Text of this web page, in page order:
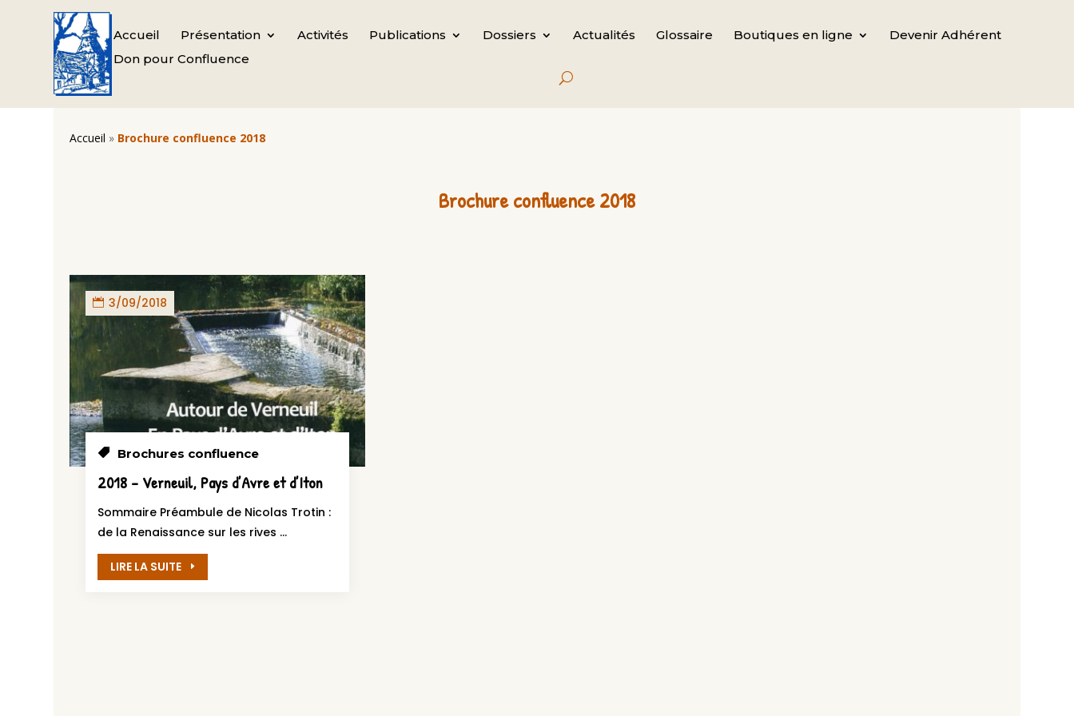
Accueil Présentation Activités Publications Dossiers Actualités Glossaire Boutiques en ligne
Devenir Adhérent
Don pour Confluence
Accueil » Brochure confluence 2018
Brochure confluence 2018
3/09/2018
Brochures confluence
2018 – Verneuil, Pays d’Avre et d’Iton
Sommaire Préambule de Nicolas Trotin :
de la Renaissance sur les rives ...
LIRE LA SUITE